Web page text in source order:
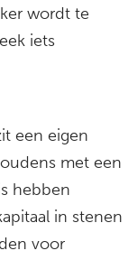
wordt te
iets
een eigen
met een
hebben
in stenen
voor